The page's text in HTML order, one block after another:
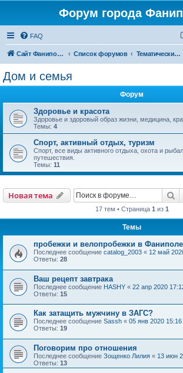
Форум города
FAQ
Сайт Фаниполь OnLine Список форумов Тематические разделы
Дом и семья
Форум
Здоровье и красота
Здоровье и здоровый образ жизни, медицина,
Темы: 4
Спорт, активный отдых, туризм
Спорт, все виды активного отдыха, охота и
путешествия.
Темы: 11
Новая тема
17 тем • Страница 1 из 1
Темы
пробежки и велопробежки в
Последнее сообщение catalog_2003 « 12 май
Ответы: 28
Ваш рецепт завтрака
Последнее сообщение HASHY « 22 апр 2020
Ответы: 15
Как затащить мужчину в ЗАГС?
Последнее сообщение Sassh « 05 янв 2020 15:16
Ответы: 19
Поговорим про отношения
Последнее сообщение Зощенко Лилия « 13 июн
Ответы: 13